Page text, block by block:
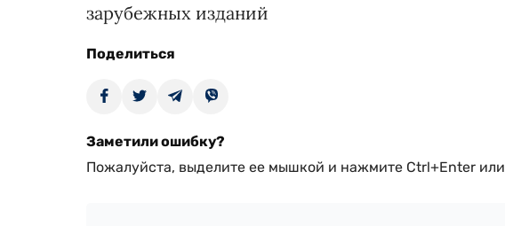
зарубежных изданий
Поделиться
Заметили ошибку?
Пожалуйста, выделите ее мышкой и нажмите Ctrl+Enter или